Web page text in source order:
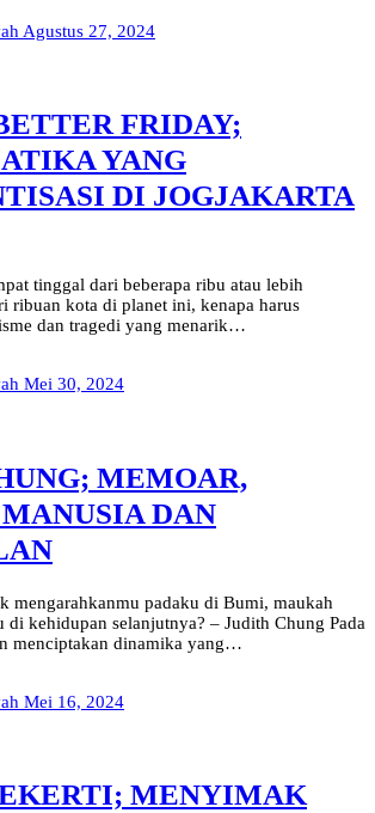
Agustus 27, 2024
FRIDAY;
YANG
DI JOGJAKARTA
tinggal dari beberapa ribu atau lebih
ribuan kota di planet ini, kenapa harus
dan tragedi yang menarik…
Mei 30, 2024
MEMOAR,
DAN
mengarahkanmu padaku di Bumi, maukah
kehidupan selanjutnya? – Judith Chung Pada
menciptakan dinamika yang…
Mei 16, 2024
MENYIMAK